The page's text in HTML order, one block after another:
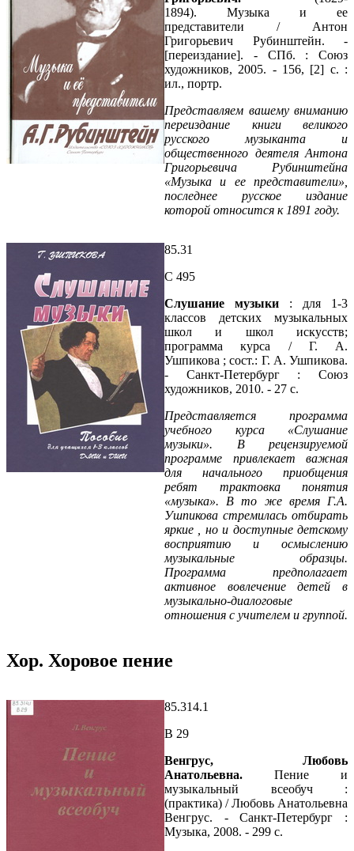
1894). Музыка и ее
представители / Антон
Григорьевич Рубинштейн. -
[переиздание]. - СПб. : Союз
художников, 2005. - 156, [2] с. :
ил., портр.
Представляем вашему вниманию
переиздание книги великого
русского музыканта и
общественного деятеля Антона
Григорьевича Рубинштейна
«Музыка и ее представители»,
последнее русское издание
которой относится к 1891 году.
85.31
С 495
Слушание музыки : для 1-3
классов детских музыкальных
школ и школ искусств;
программа курса / Г. А.
Ушпикова ; сост.: Г. А. Ушпикова.
- Санкт-Петербург : Союз
художников, 2010. - 27 с.
Представляется программа
учебного курса «Слушание
музыки». В рецензируемой
программе привлекает важная
для начального приобщения
ребят трактовка понятия
«музыка». В то же время Г.А.
Ушпикова стремилась отбирать
яркие , но и доступные детскому
восприятию и осмыслению
музыкальные образцы.
Программа предполагает
активное вовлечение детей в
музыкально-диалоговые
отношения с учителем и группой.
Хор. Хоровое пение
85.314.1
В 29
Венгрус, Любовь
Анатольевна. Пение и
музыкальный всеобуч :
(практика) / Любовь Анатольевна
Венгрус. - Санкт-Петербург :
Музыка, 2008. - 299 с.